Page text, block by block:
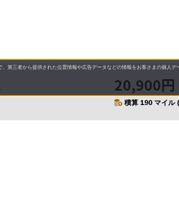
20,900円
積算 190 マイル
第三者から提供された位置情報や広告データなどの情報をお客さまの個人